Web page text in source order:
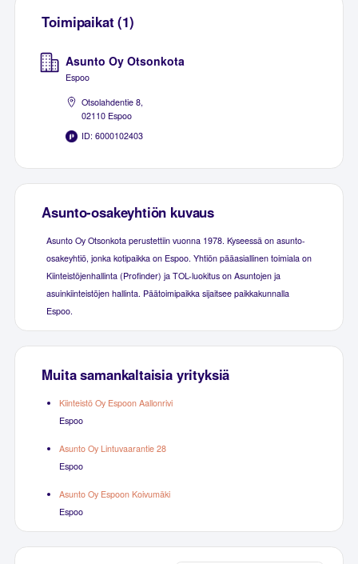
Toimipaikat (1)
Asunto Oy Otsonkota
Espoo
Otsolahdentie 8,
02110 Espoo
ID: 6000102403
Asunto-osakeyhtiön kuvaus
Asunto Oy Otsonkota perustettiin vuonna 1978. Kyseessä on asunto-
osakeyhtiö, jonka kotipaikka on Espoo. Yhtiön pääasiallinen toimiala on
Kiinteistöjenhallinta (Profinder) ja TOL-luokitus on Asuntojen ja
asuinkiinteistöjen hallinta. Päätoimipaikka sijaitsee paikkakunnalla
Espoo.
Muita samankaltaisia yrityksiä
Kiinteistö Oy Espoon Aallonrivi
Espoo
Asunto Oy Lintuvaarantie 28
Espoo
Asunto Oy Espoon Koivumäki
Espoo